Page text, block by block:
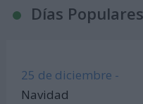
Días Populares
25 de diciembre -
Navidad